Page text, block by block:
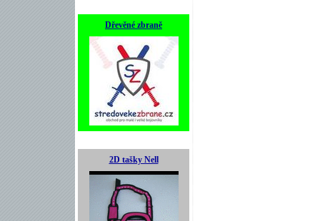
Dřevěné zbraně
2D tašky Nell